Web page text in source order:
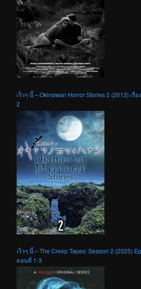
เร็วๆ นี้ – Okinawan Horror Stories 2 (2013) เรื่
2
เร็วๆ นี้ – The Creep Tapes: Season 2 (2025)
ตอนที่ 1-3